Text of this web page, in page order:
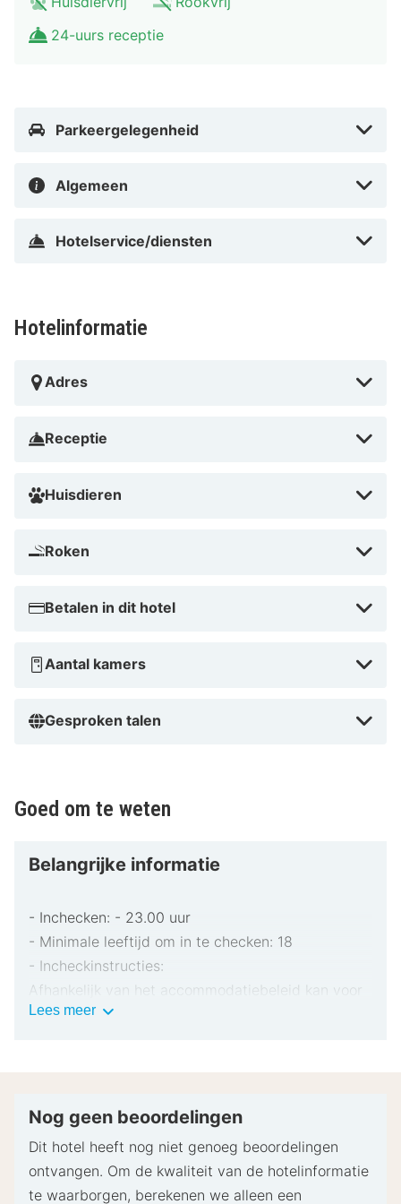
24-uurs receptie
Parkeergelegenheid
Algemeen
Hotelservice/diensten
Hotelinformatie
Adres
Receptie
Huisdieren
Roken
Betalen in dit hotel
Aantal kamers
Gesproken talen
Goed om te weten
Belangrijke informatie
- Inchecken: - 23.00 uur
- Minimale leeftijd om in te checken: 18
- Incheckinstructies:
Afhankelijk van het accommodatiebeleid kan voor
extra personen een toeslag in rekening worden
pinpas of borgsom in contanten te verstrekken
Speciale verzoeken worden onder voorbehoud van
beschikbaarheid bij het inchecken ingewilligd.
Lees meerBelangrijke
Nog geen beoordelingen
Dit hotel heeft nog niet genoeg beoordelingen
ontvangen. Om de kwaliteit van de hotelinformatie
te waarborgen, berekenen we alleen een